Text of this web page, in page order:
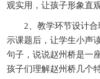
观实用，让孩子形象直
2、教学环节设计合
示课题后，让学生小声
句子，说说赵州桥是一
孩子们理解赵州桥几个